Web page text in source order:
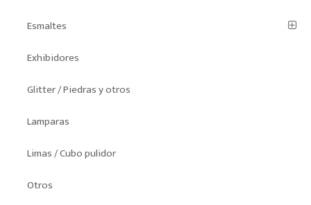
Esmaltes
Exhibidores
Glitter / Piedras y otros
Lamparas
Limas / Cubo pulidor
Otros